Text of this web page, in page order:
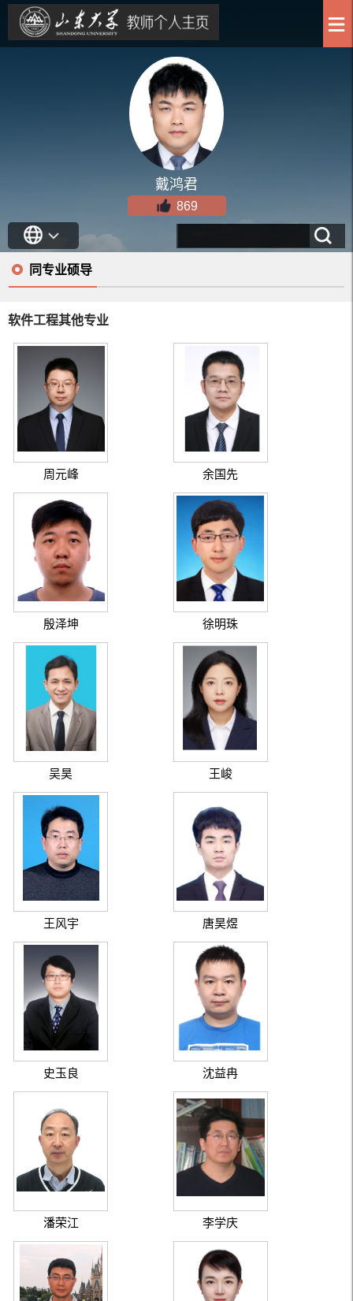
戴鸿君
869
同专业硕导
软件工程其他专业
周元峰 余国先
殷泽坤 徐明珠
吴昊 王峻
王风宇 唐昊煜
史玉良 沈益冉
潘荣江 李学庆